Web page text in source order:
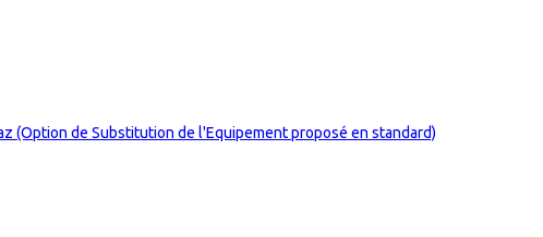
(Option de Substitution de l'Equipement proposé en standard)